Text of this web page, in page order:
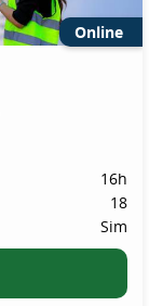
Online
16h
18
Sim